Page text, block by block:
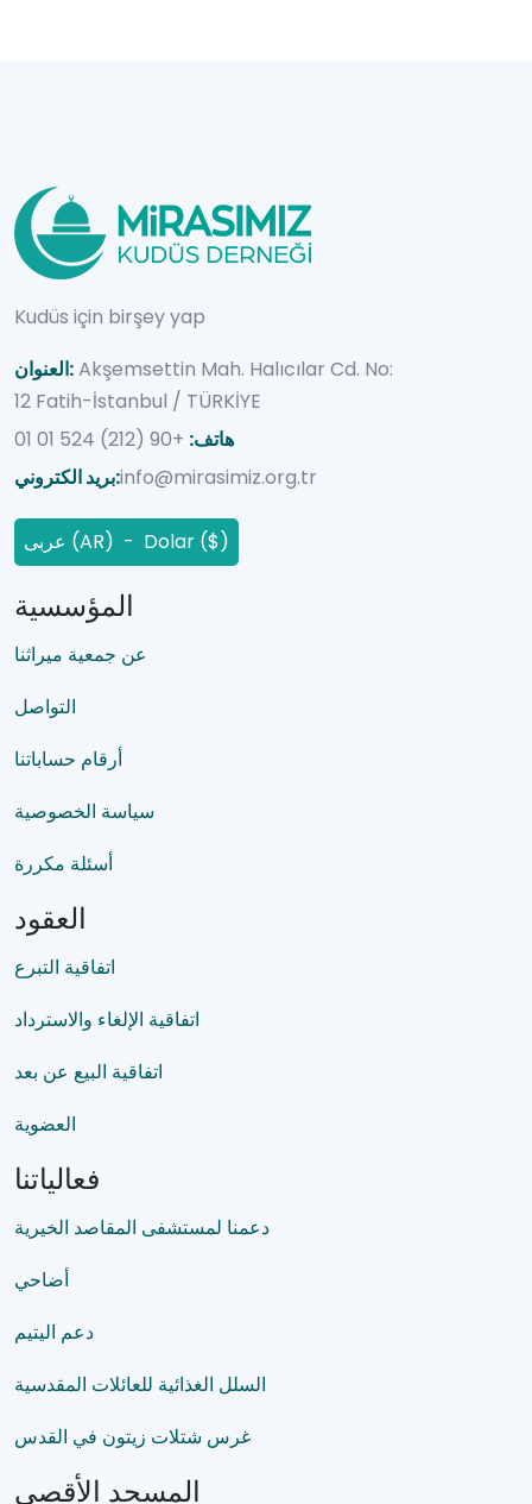
Kudüs için birşey yap
العنوان:Akşemsettin Mah. Halıcılar Cd. No:
12 Fatih-İstanbul / TÜRKİYE
هاتف: +90 (212) 524 01 01
بريد الكتروني:info@mirasimiz.org.tr
عربى (AR) - Dolar ($)
المؤسسية
عن جمعية ميراثنا
التواصل
أرقام حساباتنا
سياسة الخصوصية
أسئلة مكررة
العقود
اتفاقية التبرع
اتفاقية الإلغاء والاسترداد
اتفاقية البيع عن بعد
العضوية
فعالياتنا
دعمنا لمستشفى المقاصد الخيرية
أضاحي
دعم اليتيم
السلل الغذائية للعائلات المقدسية
غرس شتلات زيتون في القدس
المسجد الأقصى